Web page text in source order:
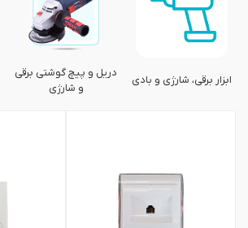
ابزار برقی، شارژی و بادی
دریل و پیچ گوشتی برقی
و شارژی